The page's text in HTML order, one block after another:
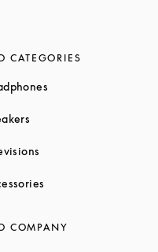
CATEGORIES
COMPANY